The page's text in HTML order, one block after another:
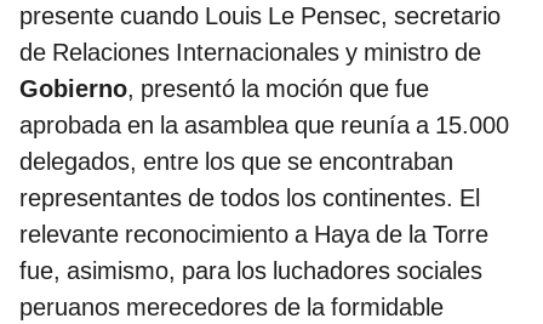
presente cuando Louis Le Pensec, secretario
de Relaciones Internacionales y ministro de
Gobierno, presentó la moción que fue
aprobada en la asamblea que reunía a 15.000
delegados, entre los que se encontraban
representantes de todos los continentes. El
relevante reconocimiento a Haya de la Torre
fue, asimismo, para los luchadores sociales
peruanos merecedores de la formidable